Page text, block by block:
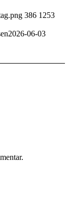
386 1253
2026-06-03